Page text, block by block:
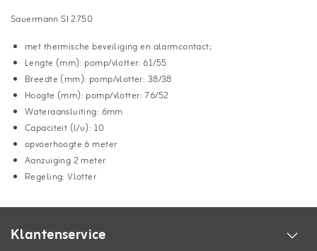
Sauermann SI 2750
met thermische beveiliging en alarmcontact;
Lengte (mm): pomp/vlotter: 61/55
Breedte (mm): pomp/vlotter: 38/38
Hoogte (mm): pomp/vlotter: 76/52
Wateraansluiting: 6mm
Capaciteit (l/u): 10
opvoerhoogte 6 meter
Aanzuiging 2 meter
Regeling: Vlotter
Klantenservice